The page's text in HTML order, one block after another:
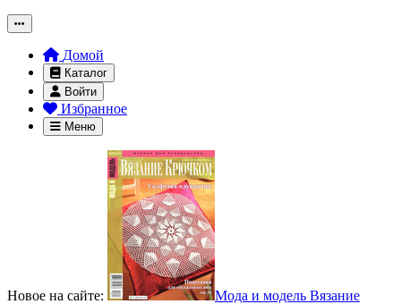
Домой
Каталог
Войти
Избранное
Меню
Новое на сайте: Мода и модель Вязание